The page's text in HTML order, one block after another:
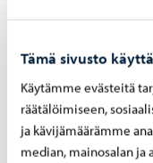
Tämä sivusto
Käytämme evästeitä
räätälöimiseen,
ja kävijämäärämme
median, mainosalan
från Borgå, som